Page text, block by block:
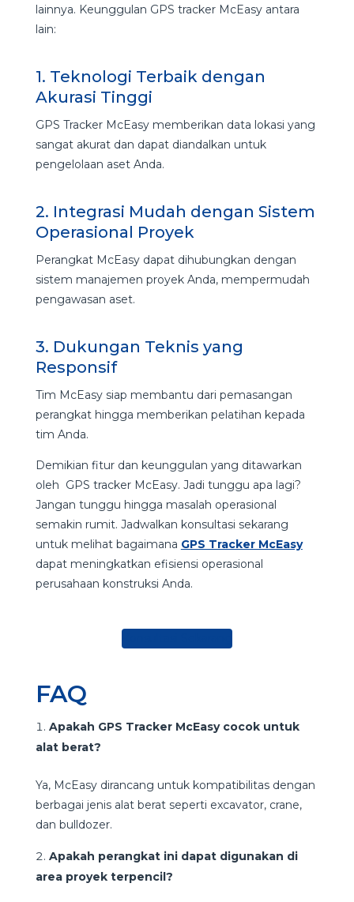
lainnya. Keunggulan GPS tracker McEasy antara
lain:
1. Teknologi Terbaik dengan
Akurasi Tinggi
GPS Tracker McEasy memberikan data lokasi yang
sangat akurat dan dapat diandalkan untuk
pengelolaan aset Anda.
2. Integrasi Mudah dengan Sistem
Operasional Proyek
Perangkat McEasy dapat dihubungkan dengan
sistem manajemen proyek Anda, mempermudah
pengawasan aset.
3. Dukungan Teknis yang
Responsif
Tim McEasy siap membantu dari pemasangan
perangkat hingga memberikan pelatihan kepada
tim Anda.
Demikian fitur dan keunggulan yang ditawarkan
oleh GPS tracker McEasy. Jadi tunggu apa lagi?
Jangan tunggu hingga masalah operasional
semakin rumit. Jadwalkan konsultasi sekarang
untuk melihat bagaimana GPS Tracker McEasy
dapat meningkatkan efisiensi operasional
perusahaan konstruksi Anda.
FAQ
Apakah GPS Tracker McEasy cocok untuk
alat berat?
Ya, McEasy dirancang untuk kompatibilitas dengan
berbagai jenis alat berat seperti excavator, crane,
dan bulldozer.
Apakah perangkat ini dapat digunakan di
area proyek terpencil?